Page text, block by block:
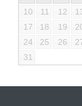
10
11 12
17
18 19
24
25 26
31